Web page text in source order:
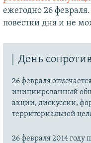
ежегодно 26
повестки дня и не
День
26 февраля
инициированный
акции, дискуссии,
территориальной
26 февраля 2014